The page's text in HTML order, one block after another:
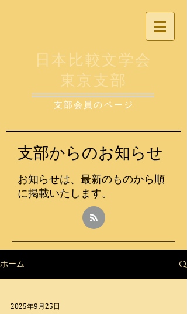
日本比較文学会
東京支部
支部会員のページ
支部からのお知らせ
お知らせは、最新のものから順
に掲載いたします。
ホーム
2025年9月25日